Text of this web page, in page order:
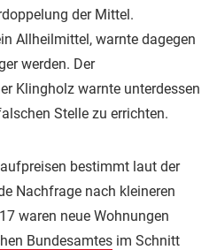
der Mittel.
Allheilmittel, warnte dagegen
werden. Der
Klingholz warnte unterdessen
Stelle zu errichten.
bestimmt laut der
Nachfrage nach kleineren
waren neue Wohnungen
Bundesamtes im Schnitt